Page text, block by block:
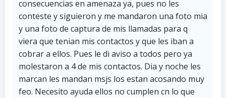
consecuencias en amenaza ya, pues no les
conteste y siguieron y me mandaron una foto mia
y una foto de captura de mis llamadas para q
viera que tenian mis contactos y que les iban a
cobrar a ellos. Pues le di aviso a todos pero ya
molestaron a 4 de mis contactos. Dia y noche les
marcan les mandan msjs los estan acosando muy
feo. Necesito ayuda ellos no cumplen cn lo que